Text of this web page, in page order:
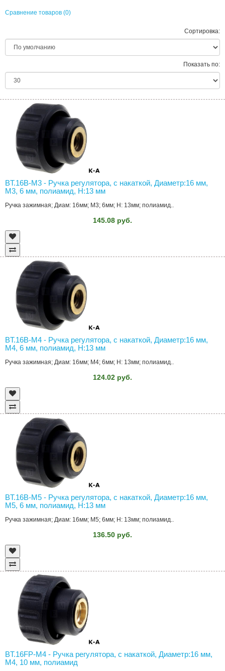
Сравнение товаров (0)
Сортировка:
Показать по:
BT.16B-M3 - Ручка регулятора, с накаткой, Диаметр:16 мм,
M3, 6 мм, полиамид, H:13 мм
Ручка зажимная; Диам: 16мм; M3; 6мм; H: 13мм; полиамид..
145.08 руб.
BT.16B-M4 - Ручка регулятора, с накаткой, Диаметр:16 мм,
M4, 6 мм, полиамид, H:13 мм
Ручка зажимная; Диам: 16мм; M4; 6мм; H: 13мм; полиамид..
124.02 руб.
BT.16B-M5 - Ручка регулятора, с накаткой, Диаметр:16 мм,
M5, 6 мм, полиамид, H:13 мм
Ручка зажимная; Диам: 16мм; M5; 6мм; H: 13мм; полиамид..
136.50 руб.
BT.16FP-M4 - Ручка регулятора, с накаткой, Диаметр:16 мм,
M4, 10 мм, полиамид